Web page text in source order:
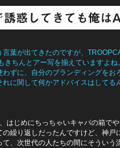
葉が出てきたのですが、
きちんとアー写を揃えていますよね
ずに、自分のブランディングをお
に関して何かアドバイスはしてる
はじめにちっちゃいキャパの箱で
繰り返しだったんですけど、神戸
、次世代の人たちの間にそういう